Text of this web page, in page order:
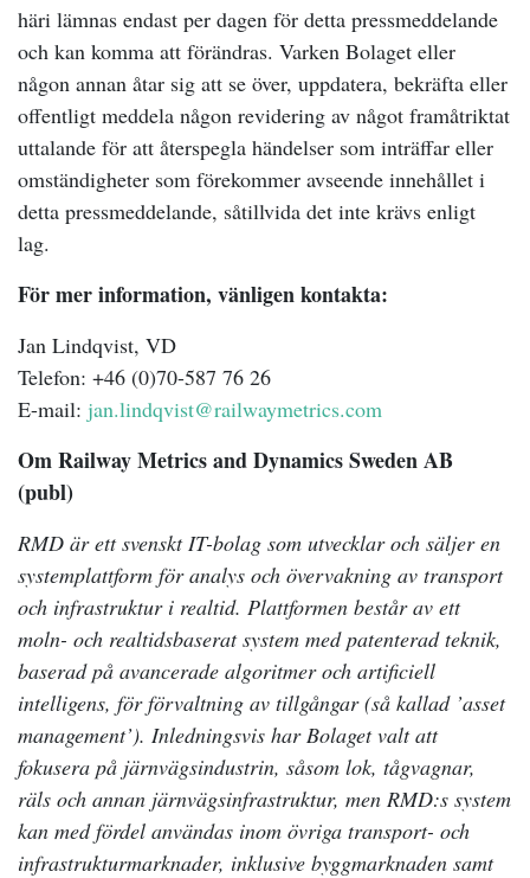
häri lämnas endast per dagen för detta pressmeddelande
och kan komma att förändras. Varken Bolaget eller
någon annan åtar sig att se över, uppdatera, bekräfta eller
offentligt meddela någon revidering av något framåtriktat
uttalande för att återspegla händelser som inträffar eller
omständigheter som förekommer avseende innehållet i
detta pressmeddelande, såtillvida det inte krävs enligt
lag.
För mer information, vänligen kontakta:
Jan Lindqvist, VD
Telefon: +46 (0)70-587 76 26
E-mail: jan.lindqvist@railwaymetrics.com
Om Railway Metrics and Dynamics Sweden AB
(publ)
RMD är ett svenskt IT-bolag som utvecklar och säljer en
systemplattform för analys och övervakning av transport
och infrastruktur i realtid. Plattformen består av ett
moln- och realtidsbaserat system med patenterad teknik,
baserad på avancerade algoritmer och artificiell
intelligens, för förvaltning av tillgångar (så kallad ’asset
management’). Inledningsvis har Bolaget valt att
fokusera på järnvägsindustrin, såsom lok, tågvagnar,
räls och annan järnvägsinfrastruktur, men RMD:s system
kan med fördel användas inom övriga transport- och
infrastrukturmarknader, inklusive byggmarknaden samt